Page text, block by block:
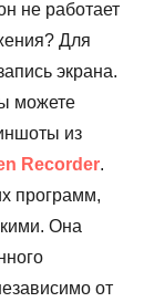
не работает
Для
экрана.
можете
из
Recorder.
программ,
Она
от